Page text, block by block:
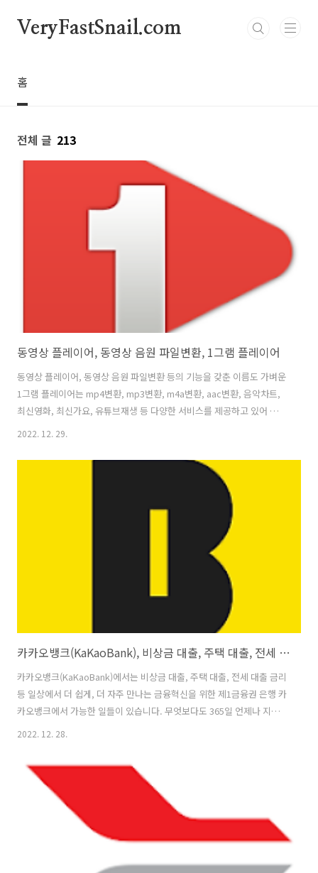
VeryFastSnail.com
홈
전체 글 213
동영상 플레이어, 동영상 음원 파일변환, 1그램 플레이어
동영상 플레이어, 동영상 음원 파일변환 등의 기능을 갖춘 이름도 가벼운
1그램 플레이어는 mp4변환, mp3변환, m4a변환, aac변환, 음악차트,
최신영화, 최신가요, 유튜브재생 등 다양한 서비스를 제공하고 있어 유용
하게 이용이 가능합니다. 1그램 동영상 플레이어 기능을 살펴보면, 동영
료음악과 음악차트, 최신가요를 즐길 수 있고, 유튜브 재생과 검색기능까
지 포함되어 있어 편리하게 이용할 수 있습니다. 그 외에도 쉬운 목록편
집 관리 및 재생과 스마트한 손가락 제스처로 간편한 화면기능 사용 그리
고 최근 영상재생, 편리한 재생속도 조절과 URL 재생 기능을 지원하여
다양한 방안으로 사용할 수 있어 유용하다는 의견이 많이 있습니다. 1. ..
2022. 12. 29.
카카오뱅크(KaKaoBank), 비상금 대출, 주택 대출, 전세 대출 금리
카카오뱅크(KaKaoBank)에서는 비상금 대출, 주택 대출, 전세 대출 금리
등 일상에서 더 쉽게, 더 자주 만나는 금융혁신을 위한 제1금융권 은행 카
카오뱅크에서 가능한 일들이 있습니다. 무엇보다도 365일 언제나 지점
방문 없이 모든 은행 업무를 모바일에서 단지 7분만에 끝나는 쉬운 계좌
계좌이체와 계좌번호를 몰라도 카톡 친구에게 간편 송금 또는 상대방이
카카오뱅크 고객이 아니어도 송금 가능한 기능을 갖추고 있습니다. 혜택
에서도 눈에 보이는 기능은 복잡한 가입 조건이나 우대 조건 없이, 누구
에게나 경쟁력있는 금리와 혜택 제공을 하고 있으며, 늘어나는 이자를 실
시간으로 확인할 수 있는 정기예금과 만 19세 이상 대한민국 국민의
2022. 12. 28.